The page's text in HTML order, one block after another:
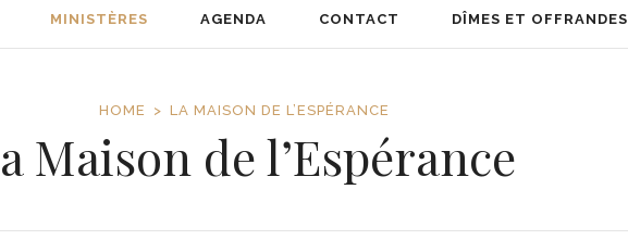
NOTRE ÉQUIPE
MINISTÈRES AGENDA CONTACT DÎMES ET OFFRANDES
HOME LA MAISON DE L’ESPÉRANCE
Maison de l’Espérance